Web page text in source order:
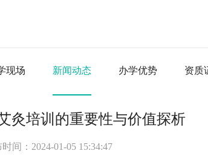
现场 新闻动态 办学优势 资质
灸培训的重要性与价值探析
间：2024-01-05 15:34:47